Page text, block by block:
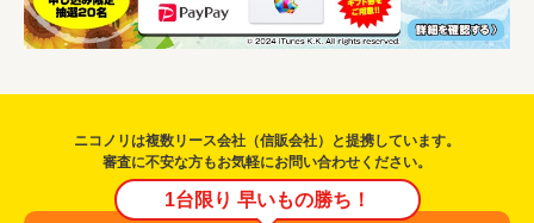
ニコノリは複数リース会社（信販会社）と提携しています。
審査に不安な方もお気軽にお問い合わせください。
1台限り 早いもの勝ち！